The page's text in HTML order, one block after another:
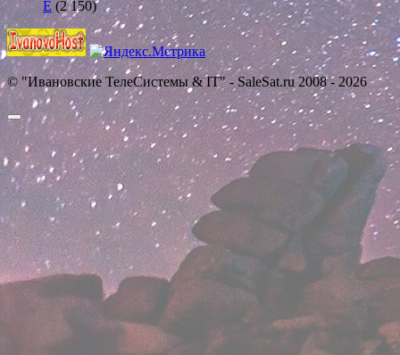
E (2 150)
© "Ивановские ТелеСистемы & IT" - SaleSat.ru 2008 - 2026
Прокрутить
вверх